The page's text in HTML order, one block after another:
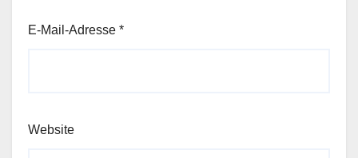
E-Mail-Adresse *
Website